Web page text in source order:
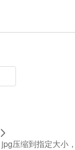
jpg压缩到指定大小